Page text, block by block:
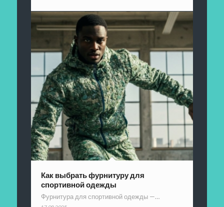
Как выбрать фурнитуру для
спортивной одежды
Фурнитура для спортивной одежды —…